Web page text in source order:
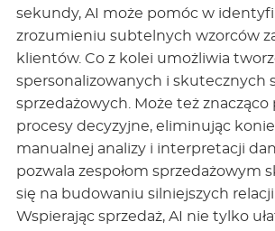
sekundy, AI może pomóc w
zrozumieniu subtelnych wzorców
klientów. Co z kolei umożliwia
spersonalizowanych i skutecznych
sprzedażowych. Może też znacząco
procesy decyzyjne, eliminując
manualnej analizy i interpretacji
pozwala zespołom sprzedażowym
się na budowaniu silniejszych
Wspierając sprzedaż, AI nie tylko